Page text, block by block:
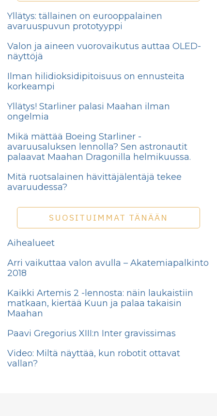
Yllätys: tällainen on eurooppalainen
avaruuspuvun prototyyppi
Valon ja aineen vuorovaikutus auttaa OLED-
näyttöjä
Ilman hilidioksidipitoisuus on ennusteita
korkeampi
Yllätys! Starliner palasi Maahan ilman
ongelmia
Mikä mättää Boeing Starliner -
avaruusaluksen lennolla? Sen astronautit
palaavat Maahan Dragonilla helmikuussa.
Mitä ruotsalainen hävittäjälentäjä tekee
avaruudessa?
SUOSITUIMMAT TÄNÄÄN
Aihealueet
Arri vaikuttaa valon avulla – Akatemiapalkinto
2018
Kaikki Artemis 2 -lennosta: näin laukaistiin
matkaan, kiertää Kuun ja palaa takaisin
Maahan
Paavi Gregorius XIII:n Inter gravissimas
Video: Miltä näyttää, kun robotit ottavat
vallan?